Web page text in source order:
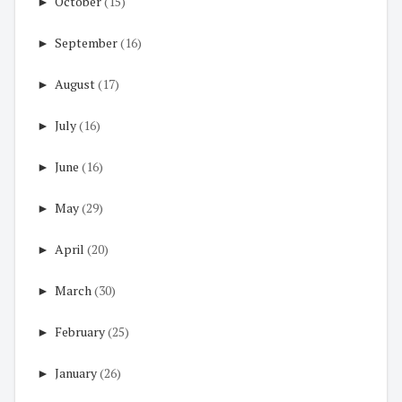
► September(16)
► August(17)
► July(16)
► June (16)
► May(29)
► April (20)
► March(30)
► February(25)
► January(26)